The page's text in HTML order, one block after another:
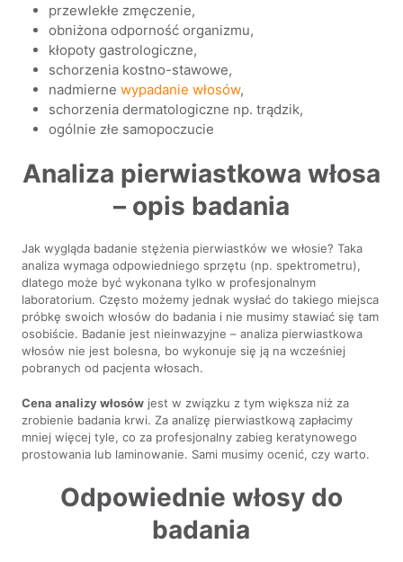
przewlekłe zmęczenie,
obniżona odporność organizmu,
kłopoty gastrologiczne,
schorzenia kostno-stawowe,
nadmiernewypadanie włosów,
schorzenia dermatologiczne np. trądzik,
ogólnie złe samopoczucie
Analiza pierwiastkowa włosa
– opis badania
Jak wygląda badanie stężenia pierwiastków we włosie? Taka
analiza wymaga odpowiedniego sprzętu (np. spektrometru),
dlatego może być wykonana tylko w profesjonalnym
laboratorium. Często możemy jednak wysłać do takiego miejsca
próbkę swoich włosów do badania i nie musimy stawiać się tam
osobiście. Badanie jest nieinwazyjne – analiza pierwiastkowa
włosów nie jest bolesna, bo wykonuje się ją na wcześniej
pobranych od pacjenta włosach.
Cena analizy włosów jest w związku z tym większa niż za
zrobienie badania krwi. Za analizę pierwiastkową zapłacimy
mniej więcej tyle, co za profesjonalny zabieg keratynowego
prostowania lub laminowanie. Sami musimy ocenić, czy warto.
Odpowiednie włosy do
badania